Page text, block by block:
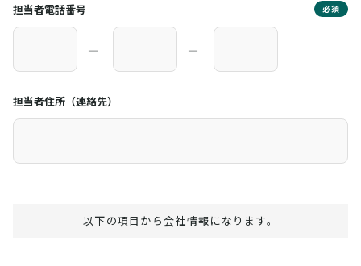
担当者電話番号 必須
― ―
担当者住所（連絡先）
以下の項目から会社情報になります。